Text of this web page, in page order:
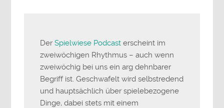
DerSpielwiese Podcast erscheint im
zweiwöchigen Rhythmus – auch wenn
zweiwöchig bei uns ein arg dehnbarer
Begriff ist. Geschwafelt wird selbstredend
und hauptsächlich über spielebezogene
Dinge, dabei stets mit einem